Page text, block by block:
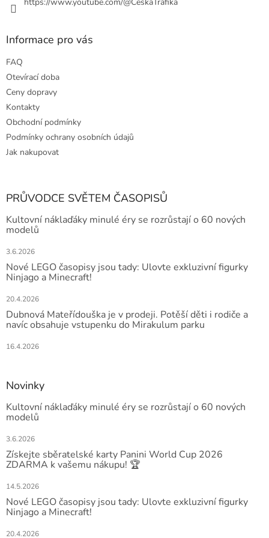
s
Informace pro vás
FAQ
Otevírací doba
Ceny dopravy
Kontakty
Obchodní podmínky
Podmínky ochrany osobních údajů
Jak nakupovat
PRŮVODCE SVĚTEM ČASOPISŮ
Kultovní náklaďáky minulé éry se rozrůstají o 60 nových
modelů
3.6.2026
Nové LEGO časopisy jsou tady: Ulovte exkluzivní figurky
Ninjago a Minecraft!
20.4.2026
Dubnová Mateřídouška je v prodeji. Potěší děti i rodiče a
navíc obsahuje vstupenku do Mirakulum parku
16.4.2026
Novinky
Kultovní náklaďáky minulé éry se rozrůstají o 60 nových
modelů
3.6.2026
Získejte sběratelské karty Panini World Cup 2026
ZDARMA k vašemu nákupu! 🏆
14.5.2026
Nové LEGO časopisy jsou tady: Ulovte exkluzivní figurky
Ninjago a Minecraft!
20.4.2026